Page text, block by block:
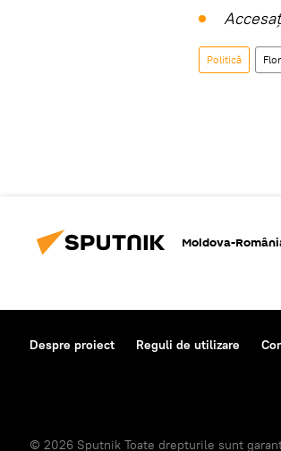
Politică
Moldova-
Despre proiect Reguli de utilizare
© 2026 Sputnik Toate drepturile sunt